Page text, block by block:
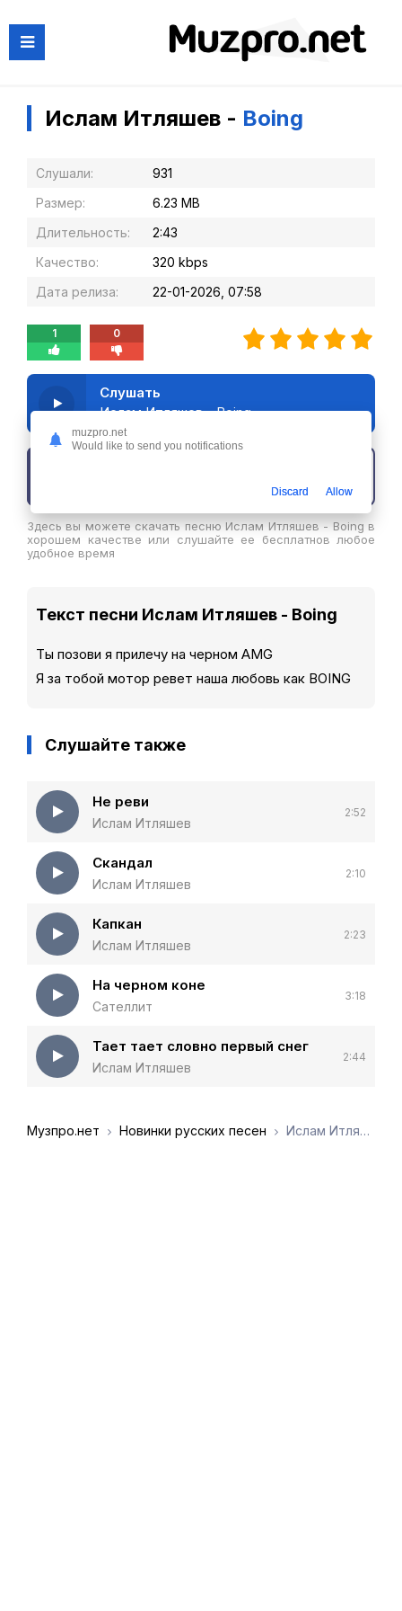
Ислам Итляшев - Boing
Слушали:
931
Размер:
6.23 MB
Длительность:
2:43
Качество:
320 kbps
Дата релиза:
22-01-2026, 07:58
1 0
Слушать
Ислам Итляшев - Boing
Здесь вы можете скачать песню Ислам Итляшев - Boing в
хорошем качестве или слушайте ее бесплатнов любое
удобное время
Текст песни Ислам Итляшев - Boing
Ты позови я прилечу на черном AMG
Я за тобой мотор ревет наша любовь как BOING
Слушайте также
Не реви
Ислам Итляшев
2:52
Скандал
Ислам Итляшев
2:10
Капкан
Ислам Итляшев
2:23
На черном коне
Сателлит
3:18
Тает тает словно первый снег
Ислам Итляшев
2:44
Музпро.нет Новинки русских песен Ислам Итляшев - Boing
muzpro.net
Would like to send you notifications
Discard Allow